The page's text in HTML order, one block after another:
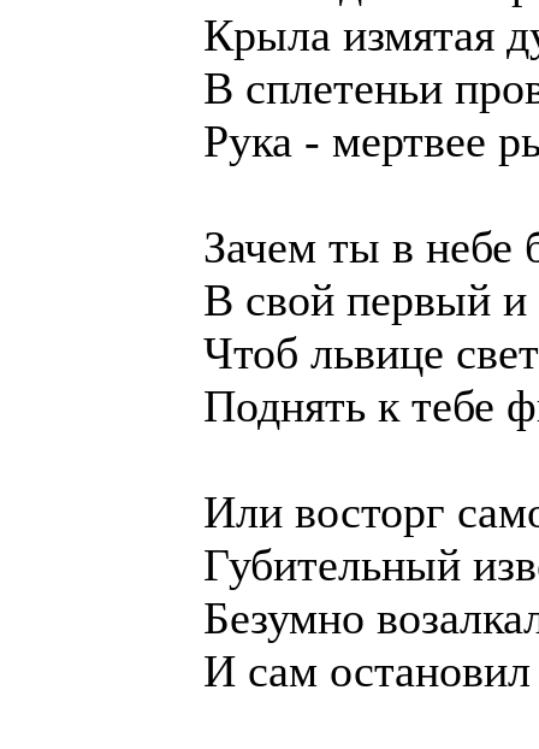
Крыла измятая
В сплетеньи
Рука - мертвее
Зачем ты в
В свой первый и
Чтоб львице
Поднять к тебе
Или восторг
Губительный
Безумно
И сам